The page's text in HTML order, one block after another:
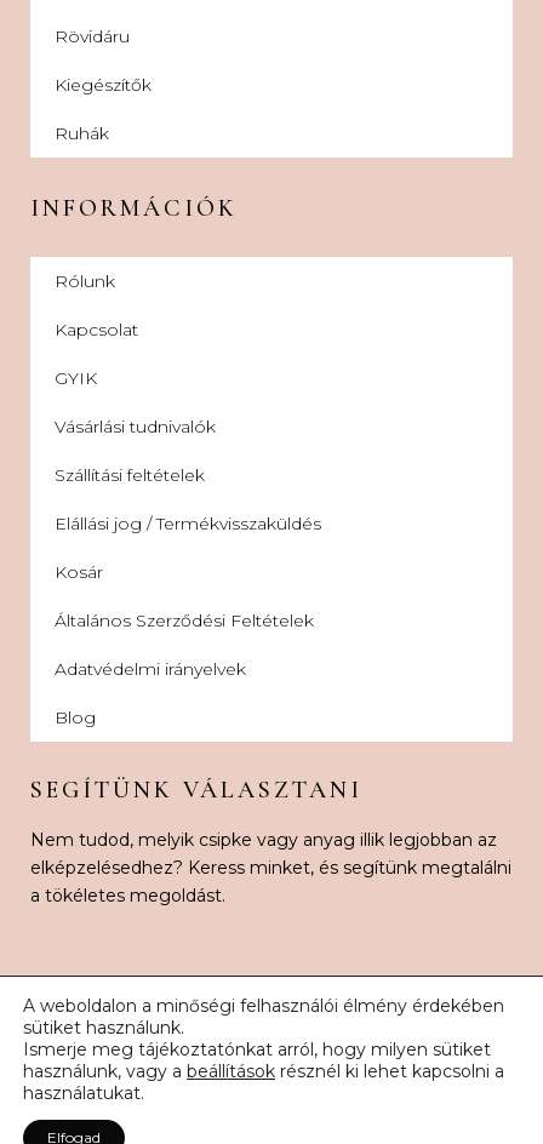
Rövidáru
Kiegészítők
Ruhák
INFORMÁCIÓK
Rólunk
Kapcsolat
GYIK
Vásárlási tudnivalók
Szállítási feltételek
Elállási jog / Termékvisszaküldés
Kosár
Általános Szerződési Feltételek
Adatvédelmi irányelvek
Blog
SEGÍTÜNK VÁLASZTANI
Nem tudod, melyik csipke vagy anyag illik legjobban az
elképzelésedhez? Keress minket, és segítünk megtalálni
a tökéletes megoldást.
© 2026 Karnak Esküvői Csipke. Minden jog fenntartva.
A weboldalon a minőségi felhasználói élmény érdekében
sütiket használunk.
Ismerje meg tájékoztatónkat arról, hogy milyen sütiket
használunk, vagy a beállítások résznél ki lehet kapcsolni a
használatukat.
Elfogad